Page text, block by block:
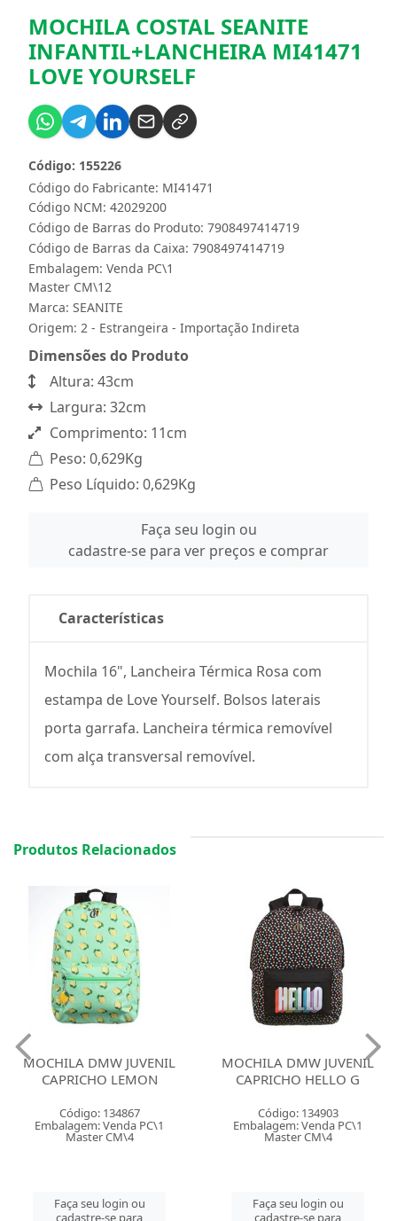
MOCHILA COSTAL SEANITE
INFANTIL+LANCHEIRA MI41471
LOVE YOURSELF
Código do Fabricante: MI41471
Código: 155226
Código NCM: 42029200
Código de Barras do Produto: 7908497414719
Código de Barras da Caixa: 7908497414719
Embalagem: Venda PC\1
Master CM\12
Marca: SEANITE
Origem: 2 - Estrangeira - Importação Indireta
Dimensões do Produto
Altura: 43cm
Largura: 32cm
Comprimento: 11cm
Peso: 0,629Kg
Peso Líquido: 0,629Kg
Faça seu login ou
cadastre-se para ver preços e comprar
Características
Mochila 16", Lancheira Térmica Rosa com
estampa de Love Yourself. Bolsos laterais
porta garrafa. Lancheira térmica removível
com alça transversal removível.
Produtos Relacionados
MOCHILA DMW JUVENIL
CAPRICHO HELLO G
Código: 134903
Embalagem: Venda PC\1
Master CM\4
Faça seu login ou
cadastre-se para
MOCHILA COSTAL DMW
FEMININA JUVENIL
Código: 134908
Embalagem: Venda PC\1
Master CM\4
Faça seu login ou